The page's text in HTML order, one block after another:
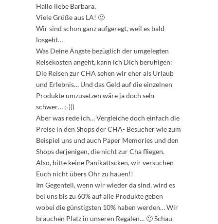
Hallo liebe Barbara,
Viele Grüße aus LA! 🙂
Wir sind schon ganz aufgeregt, weil es bald
losgeht…
Was Deine Ängste bezüglich der umgelegten
Reisekosten angeht, kann ich Dich beruhigen:
Die Reisen zur CHA sehen wir eher als Urlaub
und Erlebnis… Und das Geld auf die einzelnen
Produkte umzusetzen wäre ja doch sehr
schwer… ;-)))
Aber was rede ich… Vergleiche doch einfach die
Preise in den Shops der CHA- Besucher wie zum
Beispiel uns und auch Paper Memories und den
Shops derjenigen, die nicht zur Cha fliegen.
Also, bitte keine Panikattscken, wir versuchen
Euch nicht übers Ohr zu hauen!!
Im Gegenteil, wenn wir wieder da sind, wird es
bei uns bis zu 60% auf alle Produkte geben
wobei die günstigsten 10% haben werden… Wir
brauchen Platz in unseren Regalen… 🙂 Schau